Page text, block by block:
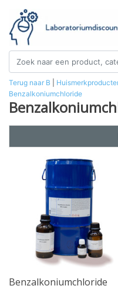
Terug naar B
Benzalkoniumchloride
Benzalkoniumchloride